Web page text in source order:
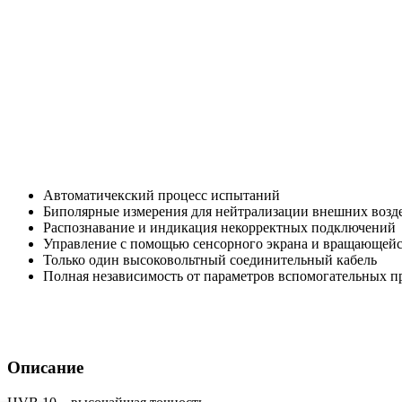
Автоматичекский процесс испытаний
Биполярные измерения для нейтрализации внешних
Распознавание и индикация некорректных подключений
Управление с помощью сенсорного экрана и
Только один высоковольтный соединительный кабель
Полная независимость от параметров вспомогательных
Описание